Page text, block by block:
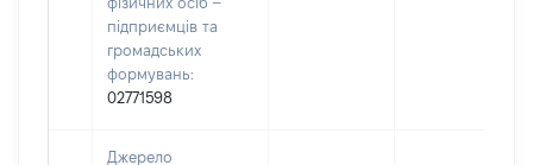
підприємців та
громадських
формувань:
02771598
Джерело